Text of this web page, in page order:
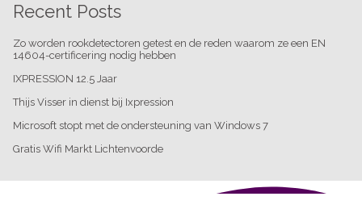
Recent Posts
Zo worden rookdetectoren getest en de reden waarom ze een EN
14604-certificering nodig hebben
IXPRESSION 12.5 Jaar
Thijs Visser in dienst bij Ixpression
Microsoft stopt met de ondersteuning van Windows 7
Gratis Wifi Markt Lichtenvoorde